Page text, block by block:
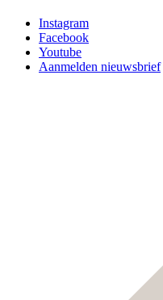
Instagram
Facebook
Youtube
Aanmelden nieuwsbrief